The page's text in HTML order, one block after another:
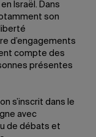
Israël. Dans
son
d’engagements
compte des
présentes
s’inscrit dans le
avec
de débats et